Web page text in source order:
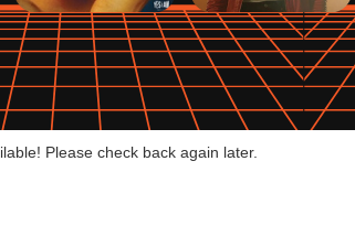
Please check back again later.